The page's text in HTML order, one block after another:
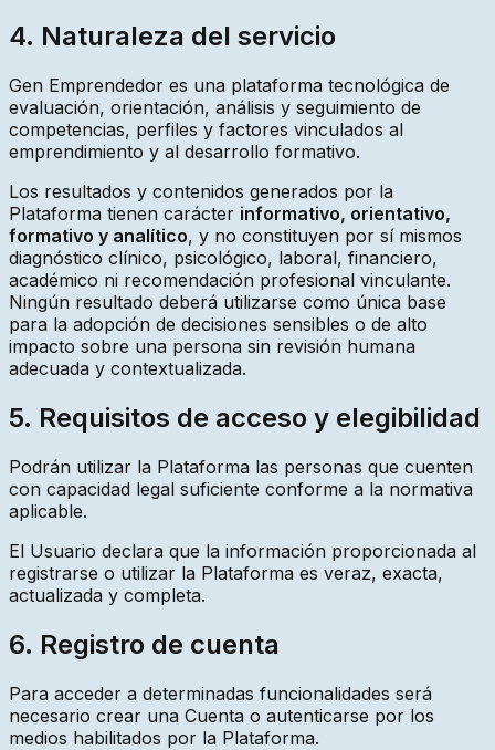
4. Naturaleza del servicio
Gen Emprendedor es una plataforma tecnológica de
evaluación, orientación, análisis y seguimiento de
competencias, perfiles y factores vinculados al
emprendimiento y al desarrollo formativo.
Los resultados y contenidos generados por la
Plataforma tienen carácter informativo, orientativo,
formativo y analítico, y no constituyen por sí mismos
diagnóstico clínico, psicológico, laboral, financiero,
académico ni recomendación profesional vinculante.
Ningún resultado deberá utilizarse como única base
para la adopción de decisiones sensibles o de alto
impacto sobre una persona sin revisión humana
adecuada y contextualizada.
5. Requisitos de acceso y elegibilidad
Podrán utilizar la Plataforma las personas que cuenten
con capacidad legal suficiente conforme a la normativa
aplicable.
El Usuario declara que la información proporcionada al
registrarse o utilizar la Plataforma es veraz, exacta,
actualizada y completa.
6. Registro de cuenta
Para acceder a determinadas funcionalidades será
necesario crear una Cuenta o autenticarse por los
medios habilitados por la Plataforma.